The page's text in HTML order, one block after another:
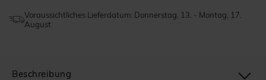
Voraussichtliches Lieferdatum: Donnerstag, 13. - Montag, 17.
August
Beschreibung